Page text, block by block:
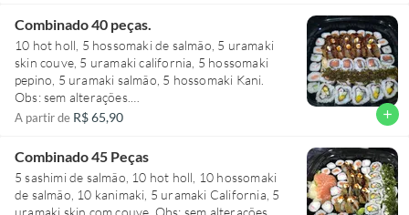
molhos/acessórios e efetue sua compra.
Combinado 40 peças.
10 hot holl, 5 hossomaki de salmão, 5 uramaki
skin couve, 5 uramaki california, 5 hossomaki
pepino, 5 uramaki salmão, 5 hossomaki Kani.
Obs: sem alterações.
Acompanha 4 sachês de Shoyu, se quiser mais vá
Acompanha 3 Hashis, se quiser mais vá na aba
molhos/acessórios e efetue sua compra.
A partir de R$ 65,90 add
Combinado 45 Peças
5 sashimi de salmão, 10 hot holl, 10 hossomaki
de salmão, 10 kanimaki, 5 uramaki California, 5
uramaki skin com couve. Obs: sem alterações.